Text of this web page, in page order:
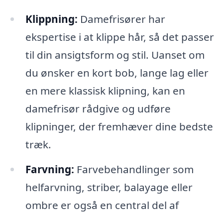
Klippning: Damefrisører har
ekspertise i at klippe hår, så det passer
til din ansigtsform og stil. Uanset om
du ønsker en kort bob, lange lag eller
en mere klassisk klipning, kan en
damefrisør rådgive og udføre
klipninger, der fremhæver dine bedste
træk.
Farvning: Farvebehandlinger som
helfarvning, striber, balayage eller
ombre er også en central del af